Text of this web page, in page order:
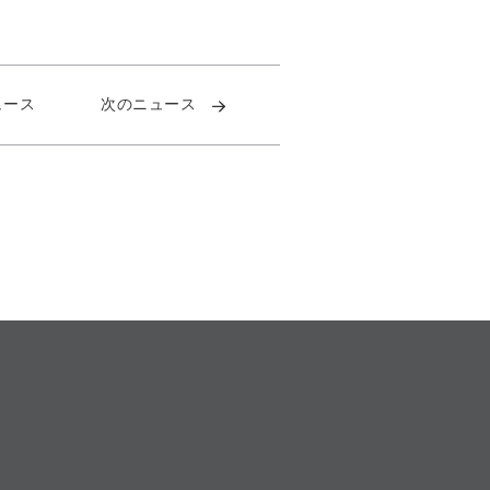
ス 次のニュース